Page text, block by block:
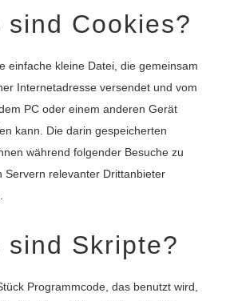
sind Cookies?
einfache kleine Datei, die gemeinsam
Internetadresse versendet und vom
PC oder einem anderen Gerät
kann. Die darin gespeicherten
während folgender Besuche zu
Servern relevanter Drittanbieter
sind Skripte?
Programmcode, das benutzt wird,